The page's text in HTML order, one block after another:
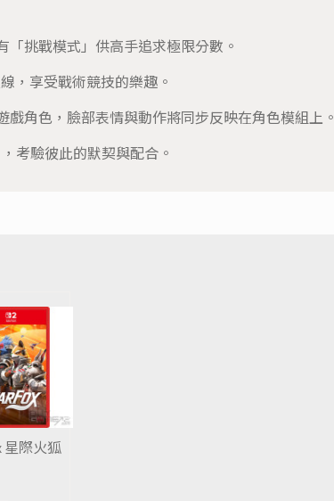
挑戰模式」供高手追求極限分數。
，享受戰術競技的樂趣。
角色，臉部表情與動作將同步反映在角色模組上。
考驗彼此的默契與配合。
星際火狐